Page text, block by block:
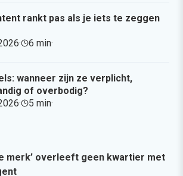
rankt pas als je iets te zeggen
· 6 min·
wanneer zijn ze verplicht,
of overbodig?
· 5 min·
merk’ overleeft geen kwartier met